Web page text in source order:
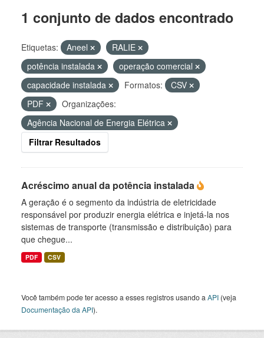
1 conjunto de dados encontrado
Etiquetas: Aneel
RALIE
potência instalada
operação comercial
capacidade instalada
Formatos:
CSV
PDF
Organizações:
Agência Nacional de Energia Elétrica
Filtrar Resultados
Acréscimo anual da potência instalada
A geração é o segmento da indústria de eletricidade
responsável por produzir energia elétrica e injetá-la nos
sistemas de transporte (transmissão e distribuição) para
que chegue...
PDF CSV
Você também pode ter acesso a esses registros usando a API (veja
Documentação da API).